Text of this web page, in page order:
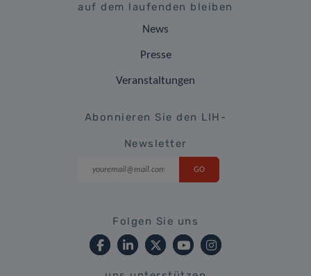
auf dem laufenden bleiben
News
Presse
Veranstaltungen
Abonnieren Sie den LIH-
Newsletter
Folgen Sie uns